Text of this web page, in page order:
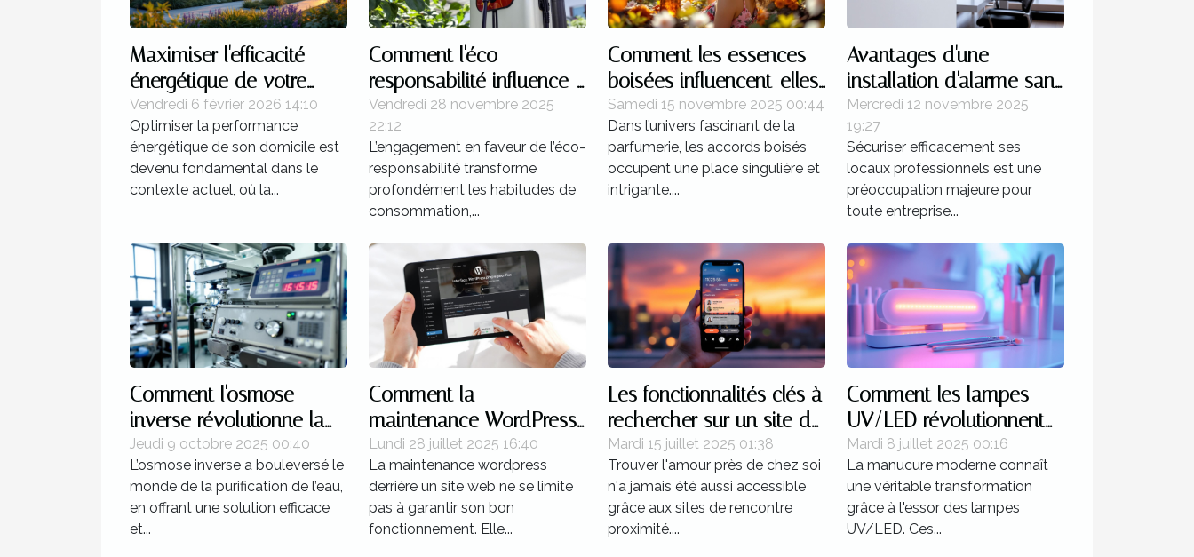
Maximiser l'efficacité
énergétique de votre
domicile
Vendredi 6 février 2026 14:10
Optimiser la performance
énergétique de son domicile est
devenu fondamental dans le
contexte actuel, où la...
Comment l'éco-
responsabilité influence-
t-elle le choix d'une
borne de recharge ?
Vendredi 28 novembre 2025
22:12
L’engagement en faveur de l’éco-
responsabilité transforme
profondément les habitudes de
consommation,...
Comment les essences
boisées influencent-elles
la féminité dans les
parfums ?
Samedi 15 novembre 2025 00:44
Dans l’univers fascinant de la
parfumerie, les accords boisés
occupent une place singulière et
intrigante....
Avantages d'une
installation d'alarme sans
fil pour les espaces
professionnels
Mercredi 12 novembre 2025
19:27
Sécuriser efficacement ses
locaux professionnels est une
préoccupation majeure pour
toute entreprise...
Comment l'osmose
inverse révolutionne la
purification de l'eau ?
Jeudi 9 octobre 2025 00:40
L’osmose inverse a bouleversé le
monde de la purification de l’eau,
en offrant une solution efficace
et...
Comment la
maintenance WordPress
peut booster votre SEO ?
Lundi 28 juillet 2025 16:40
La maintenance wordpress
derrière un site web ne se limite
pas à garantir son bon
fonctionnement. Elle...
Les fonctionnalités clés à
rechercher sur un site de
rencontre proximité
Mardi 15 juillet 2025 01:38
Trouver l'amour près de chez soi
n'a jamais été aussi accessible
grâce aux sites de rencontre
proximité....
Comment les lampes
UV/LED révolutionnent
la manucure moderne ?
Mardi 8 juillet 2025 00:16
La manucure moderne connaît
une véritable transformation
grâce à l'essor des lampes
UV/LED. Ces...